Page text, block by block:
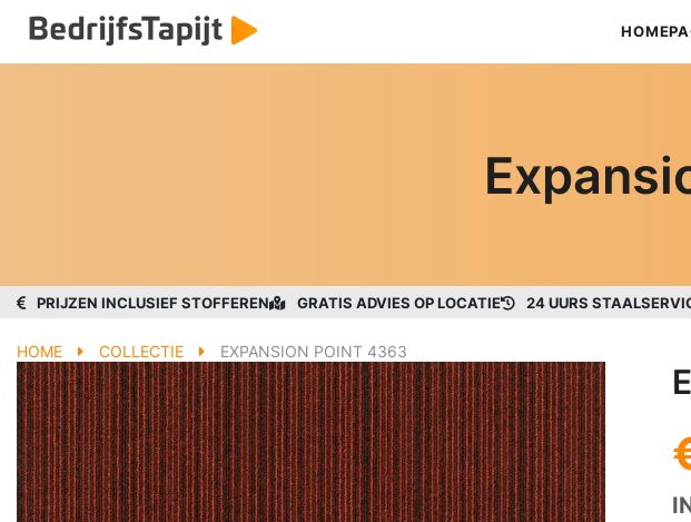
PRIJZEN INCLUSIEF STOFFEREN GRATIS ADVIES OP LOCATIE 24 UURS
HOME COLLECTIE EXPANSION POINT 4363